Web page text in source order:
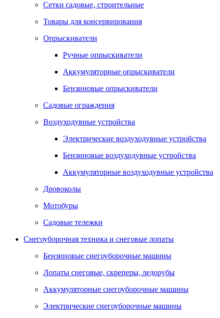
Сетки садовые, строительные
Товары для консервирования
Опрыскиватели
Ручные опрыскиватели
Аккумуляторные опрыскиватели
Бензиновые опрыскиватели
Садовые ограждения
Воздуходувные устройства
Электрические воздуходувные устройства
Бензиновые воздуходувные устройства
Аккумуляторные воздуходувные устройства
Дровоколы
Мотобуры
Садовые тележки
Снегоуборочная техника и снеговые лопаты
Бензиновые снегоуборочные машины
Лопаты снеговые, скреперы, ледорубы
Аккумуляторные снегоуборочные машины
Электрические снегоуборочные машины